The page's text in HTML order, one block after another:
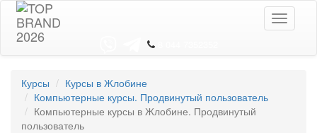
Toggle
Курсы
Курсы в Жлобине
Компьютерные курсы. Продвинутый пользователь
Компьютерные курсы в Жлобине. Продвинутый
пользователь